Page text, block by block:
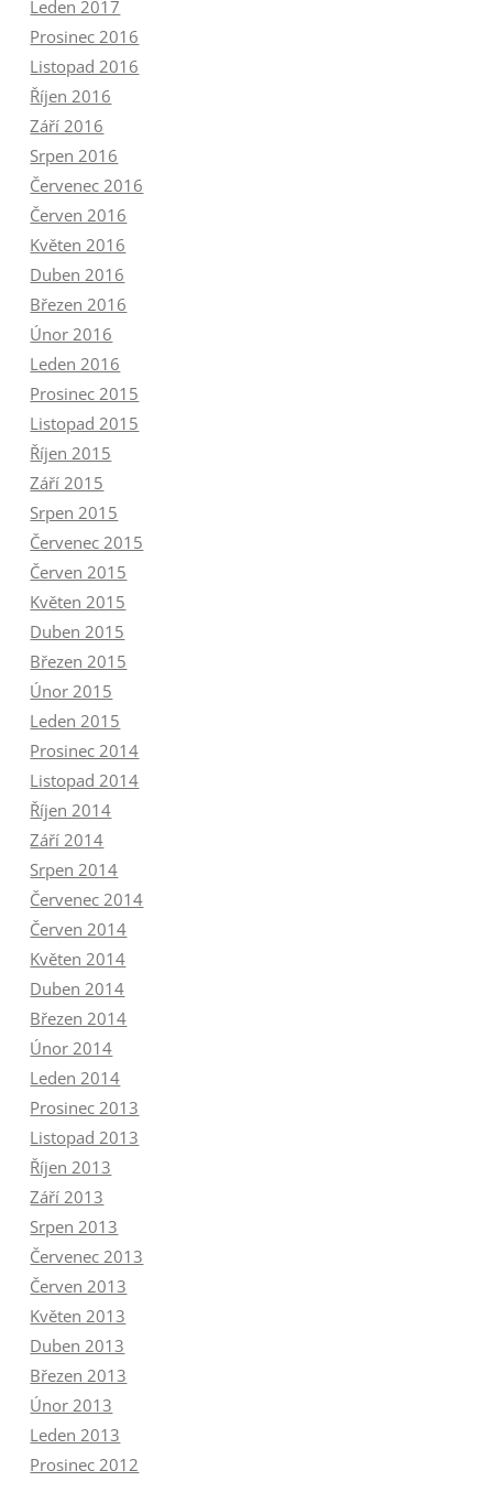
Leden 2017
Prosinec 2016
Listopad 2016
Říjen 2016
Září 2016
Srpen 2016
Červenec 2016
Červen 2016
Květen 2016
Duben 2016
Březen 2016
Únor 2016
Leden 2016
Prosinec 2015
Listopad 2015
Říjen 2015
Září 2015
Srpen 2015
Červenec 2015
Červen 2015
Květen 2015
Duben 2015
Březen 2015
Únor 2015
Leden 2015
Prosinec 2014
Listopad 2014
Říjen 2014
Září 2014
Srpen 2014
Červenec 2014
Červen 2014
Květen 2014
Duben 2014
Březen 2014
Únor 2014
Leden 2014
Prosinec 2013
Listopad 2013
Říjen 2013
Září 2013
Srpen 2013
Červenec 2013
Červen 2013
Květen 2013
Duben 2013
Březen 2013
Únor 2013
Leden 2013
Prosinec 2012